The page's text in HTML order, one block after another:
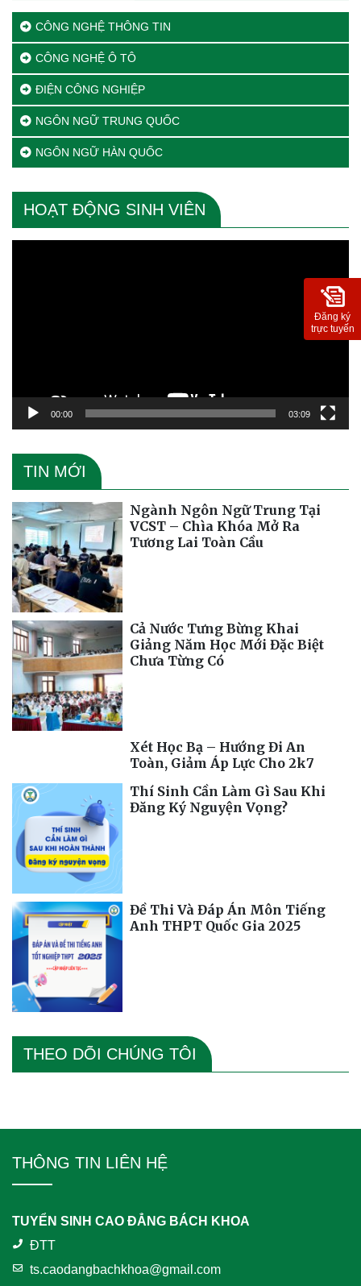
CÔNG NGHỆ THÔNG TIN
CÔNG NGHỆ Ô TÔ
ĐIỆN CÔNG NGHIỆP
NGÔN NGỮ TRUNG QUỐC
NGÔN NGỮ HÀN QUỐC
HOẠT ĐỘNG SINH VIÊN
00:00 03:09
TIN MỚI
Ngành Ngôn Ngữ Trung Tại
VCST – Chìa Khóa Mở Ra
Tương Lai Toàn Cầu
Cả Nước Tưng Bừng Khai
Giảng Năm Học Mới Đặc Biệt
Chưa Từng Có
Xét Học Bạ – Hướng Đi An
Toàn, Giảm Áp Lực Cho 2k7
Thí Sinh Cần Làm Gì Sau Khi
Đăng Ký Nguyện Vọng?
Đề Thi Và Đáp Án Môn Tiếng
Anh THPT Quốc Gia 2025
THEO DÕI CHÚNG TÔI
THÔNG TIN LIÊN HỆ
TUYỂN SINH CAO ĐẲNG BÁCH KHOA
ĐTT
ts.caodangbachkhoa@gmail.com
Đăng ký
trực tuyến